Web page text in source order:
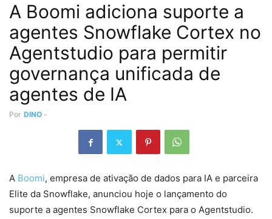
A Boomi adiciona suporte a
agentes Snowflake Cortex no
Agentstudio para permitir
governança unificada de
agentes de IA
Por DINO -
A Boomi, empresa de ativação de dados para IA e parceira
Elite da Snowflake, anunciou hoje o lançamento do
suporte a agentes Snowflake Cortex para o Agentstudio.